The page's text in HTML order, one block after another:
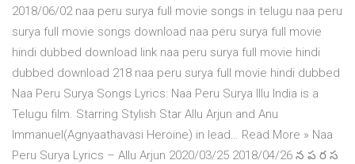
2018/06/02 naa peru surya full movie songs in telugu naa peru
surya full movie songs download naa peru surya full movie
hindi dubbed download link naa peru surya full movie hindi
dubbed download 218 naa peru surya full movie hindi dubbed
Naa Peru Surya Songs Lyrics: Naa Peru Surya Illu India is a
Telugu film. Starring Stylish Star Allu Arjun and Anu
Immanuel(Agnyaathavasi Heroine) in lead… Read More » Naa
Peru Surya Lyrics – Allu Arjun 2020/03/25 2018/04/26 న ప ర స